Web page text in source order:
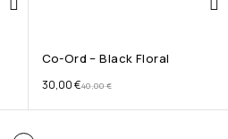
Co-Ord – Black Floral
40,00€
30,00€